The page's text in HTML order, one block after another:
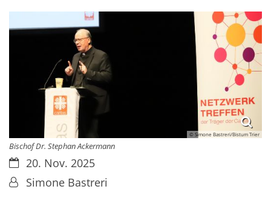
© Simone Bastreri/Bistum Trier
Bischof Dr. Stephan Ackermann
Datum:20. Nov. 2025
Von:Simone Bastreri